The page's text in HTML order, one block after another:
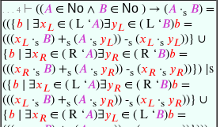
. . . 4 ⊢ ((𝐴 ∈ No ∧ 𝐵 ∈ No ) → (𝐴 ·s 𝐵) =
(({𝑏 ∣ ∃𝑥𝐿 ∈ ( L ‘𝐴)∃𝑦𝐿 ∈ ( L ‘𝐵)𝑏 =
(((𝑥𝐿 ·s 𝐵) +s (𝐴 ·s 𝑦𝐿)) -s (𝑥𝐿 ·s 𝑦𝐿))} ∪
{𝑏 ∣ ∃𝑥𝑅 ∈ ( R ‘𝐴)∃𝑦𝑅 ∈ ( R ‘𝐵)𝑏 =
(((𝑥𝑅 ·s 𝐵) +s (𝐴 ·s 𝑦𝑅)) -s (𝑥𝑅 ·s 𝑦𝑅))}) |s
({𝑏 ∣ ∃𝑥𝐿 ∈ ( L ‘𝐴)∃𝑦𝑅 ∈ ( R ‘𝐵)𝑏 =
(((𝑥𝐿 ·s 𝐵) +s (𝐴 ·s 𝑦𝑅)) -s (𝑥𝐿 ·s 𝑦𝑅))} ∪
{𝑏 ∣ ∃𝑥𝑅 ∈ ( R ‘𝐴)∃𝑦𝐿 ∈ ( L ‘𝐵)𝑏 =